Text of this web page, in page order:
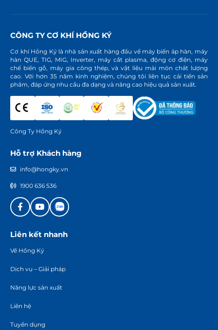
CÔNG TY CƠ KHÍ HỒNG KÝ
Cơ khí Hồng Ký là nhà sản xuất hàng đầu về máy biến áp hàn, máy
hàn QUE, TIG, MIG, Inverter, máy cắt plasma, động cơ điện, máy
chế biến gỗ, máy gia công thép, và vật liệu mài mòn chất lượng
cao. Với hơn 35 năm kinh nghiệm, chúng tôi liên tục cải tiến sản
phẩm, đáp ứng nhu cầu đa dạng và nâng cao hiệu quả sản xuất.
Công Ty Hồng Ký
Hỗ trợ Khách hàng
info@hongky.vn
1900 636 536
Liên kết nhanh
Về Hồng Ký
Dịch vụ – Giải pháp
Năng lực sản xuất
Liên hệ
Tuyển dụng